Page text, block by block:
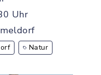
Uhr
Natur